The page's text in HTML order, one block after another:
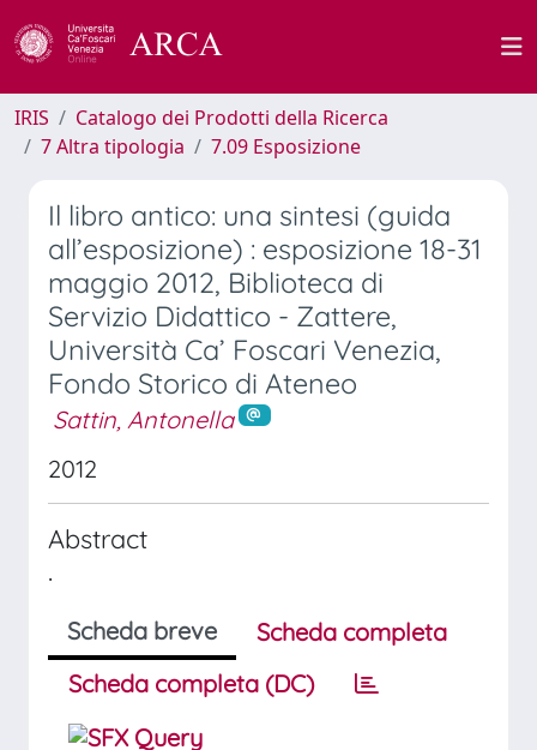
IRIS
Catalogo dei Prodotti della Ricerca
7 Altra tipologia
7.09 Esposizione
Il libro antico: una sintesi (guida
all’esposizione) : esposizione 18-31
maggio 2012, Biblioteca di
Servizio Didattico - Zattere,
Università Ca’ Foscari Venezia,
Fondo Storico di Ateneo
Sattin, Antonella
2012
Abstract
.
Scheda breve
Scheda completa
Scheda completa (DC)